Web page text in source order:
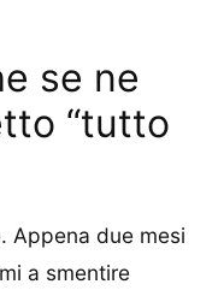
se ne
“tutto
Appena due mesi
a smentire